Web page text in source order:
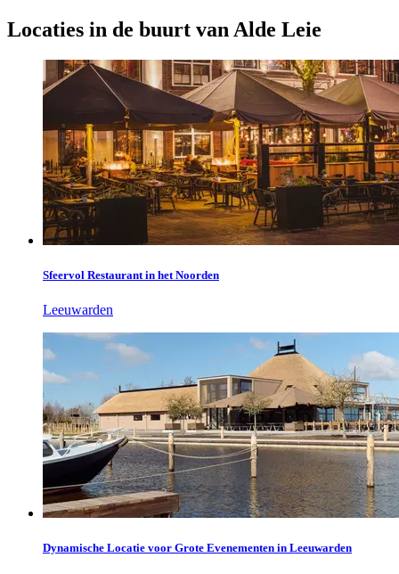
Locaties in de buurt van Alde Leie
Sfeervol Restaurant in het Noorden
Leeuwarden
Dynamische Locatie voor Grote Evenementen in Leeuwarden